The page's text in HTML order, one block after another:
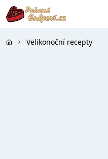
Velikonoční recepty